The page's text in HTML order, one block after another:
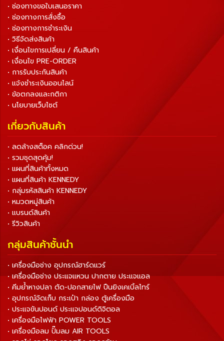
• ช่องทางขอใบเสนอราคา
• ช่องทางการสั่งซื้อ
• ช่องทางการชำระเงิน
• วิธีจัดส่งสินค้า
• เงื่อนไขการเปลี่ยน / คืนสินค้า
• เงื่อนไข PRE-ORDER
• การรับประกันสินค้า
• แจ้งชำระเงินออนไลน์
• ข้อตกลงและกติกา
• นโยบายเว็บไซต์
เกี่ยวกับสินค้า
• ลดล้างสต็อค คลิกด่วน!
• รวมชุดสุดคุ้ม!
• แผนที่สินค้าทั้งหมด
• แผนที่สินค้า KENNEDY
• กลุ่มรหัสสินค้า KENNEDY
• หมวดหมู่สินค้า
• แบรนด์สินค้า
• รีวิวสินค้า
กลุ่มสินค้าชั้นนำ
• เครื่องมือช่าง อุปกรณ์ฮาร์ดแวร์
• เครื่องมือช่าง ประแจแหวน ปากตาย ประแจแอล
• คีมย้ำหางปลา ตัด-ปอกสายไฟ ปืนยิงเคเบิ้ลไทร์
• อุปกรณ์จัดเก็บ กระเป๋า กล่อง ตู้เครื่องมือ
• ประแจขันปอนด์ ประแจปอนด์ดิจิตอล
• เครื่องมือไฟฟ้า POWER TOOLS
• เครื่องมือลม ปั๊มลม AIR TOOLS